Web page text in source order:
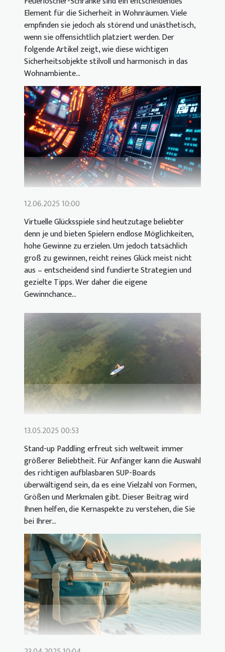
Element für die Sicherheit in Wohnräumen. Viele
empfinden sie jedoch als störend und unästhetisch,
wenn sie offensichtlich platziert werden. Der
folgende Artikel zeigt, wie diese wichtigen
Sicherheitsobjekte stilvoll und harmonisch in das
Wohnambiente...
12.06.2025 10:00
Virtuelle Glücksspiele sind heutzutage beliebter
denn je und bieten Spielern endlose Möglichkeiten,
hohe Gewinne zu erzielen. Um jedoch tatsächlich
groß zu gewinnen, reicht reines Glück meist nicht
aus – entscheidend sind fundierte Strategien und
gezielte Tipps. Wer daher die eigene
Gewinnchance...
13.05.2025 00:53
Stand-up Paddling erfreut sich weltweit immer
größerer Beliebtheit. Für Anfänger kann die Auswahl
des richtigen aufblasbaren SUP-Boards
überwältigend sein, da es eine Vielzahl von Formen,
Größen und Merkmalen gibt. Dieser Beitrag wird
Ihnen helfen, die Kernaspekte zu verstehen, die Sie
bei Ihrer...